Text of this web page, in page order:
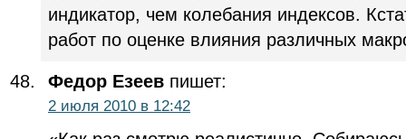
индикатор, чем колебания индексов.
работ по оценке влияния различных
Федор Езеев пишет:
2 июля 2010 в 12:42